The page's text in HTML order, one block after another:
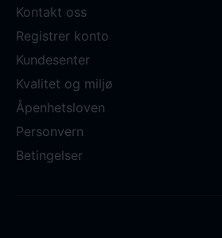
Kontakt oss
Registrer konto
Kundesenter
Kvalitet og miljø
Åpenhetsloven
Personvern
Betingelser